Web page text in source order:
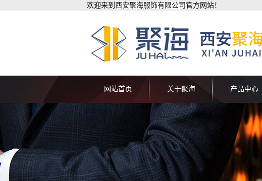
欢迎来到 西安聚海服饰有限公司 官方网站！
网站首页 关于聚海
公司简介
联系我们
产品中心
甘肃高定制系
甘肃户外运动
列
甘肃劳保防护